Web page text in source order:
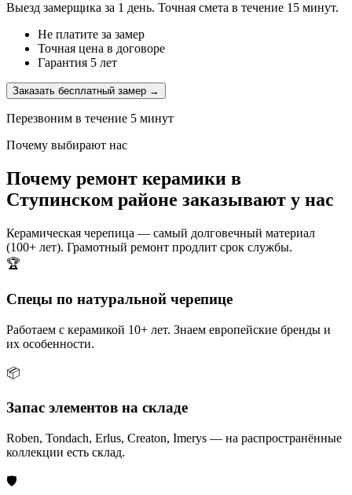
Выезд замерщика за 1 день. Точная смета в течение 15 минут.
Не платите за замер
Точная цена в договоре
Гарантия 5 лет
Заказать бесплатный замер →
Перезвоним в течение 5 минут
Почему выбирают нас
Почему ремонт керамики в
Ступинском районе заказывают у нас
Керамическая черепица — самый долговечный материал
(100+ лет). Грамотный ремонт продлит срок службы.
🏆
Спецы по натуральной черепице
Работаем с керамикой 10+ лет. Знаем европейские бренды и
их особенности.
📦
Запас элементов на складе
Roben, Tondach, Erlus, Creaton, Imerys — на распространённые
коллекции есть склад.
🛡️